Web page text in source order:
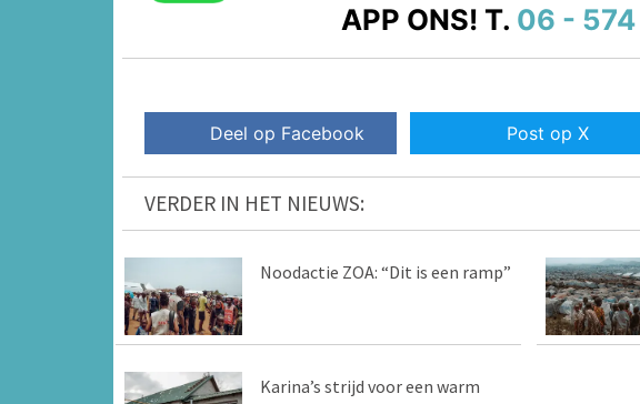
APP ONS! T. 06 - 574
Deel op Facebook Post op X
VERDER IN HET NIEUWS:
Noodactie ZOA: “Dit is een ramp”
Karina’s strijd voor een warm